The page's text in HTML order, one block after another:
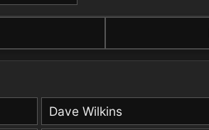
Dave Wilkins